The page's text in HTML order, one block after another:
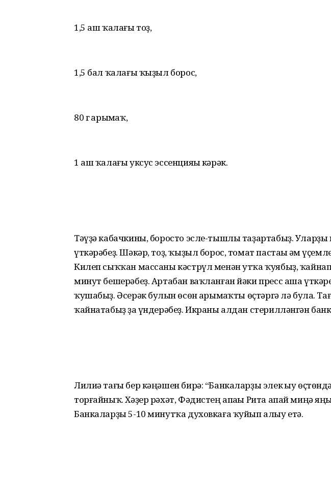
1,5 аш ҡалағы тоҙ,
1,5 бал ҡалағы ҡыҙыл борос,
80 г һарымһаҡ,
1 аш ҡалағы уксус эссенцияһы кәрәк.
Тәүҙә кабачкины, боросто эсле-тышлы таҙартабыҙ.
үткәрәбеҙ. Шәкәр, тоҙ, ҡыҙыл борос, томат пастаһы һәм
Килеп сыҡҡан массаны кәстрүл менән утҡа ҡуябыҙ,
минут бешерәбеҙ. Артабан ваҡланған йәки пресс аша
ҡушабыҙ. Әсерәк булһын өсөн һарымһаҡты өҫтәргә лә була.
ҡайнатабыҙ ҙа һүндерәбеҙ. Икраны алдан стерилләнгән
Лилиә тағы бер кәңәшен бирә: “Банкаларҙы элек һыу
торғайныҡ. Хәҙер рәхәт, Фәдистең апаһы Рита апай миңә
Банкаларҙы 5-10 минутҡа духовкаға ҡуйып алыу етә.